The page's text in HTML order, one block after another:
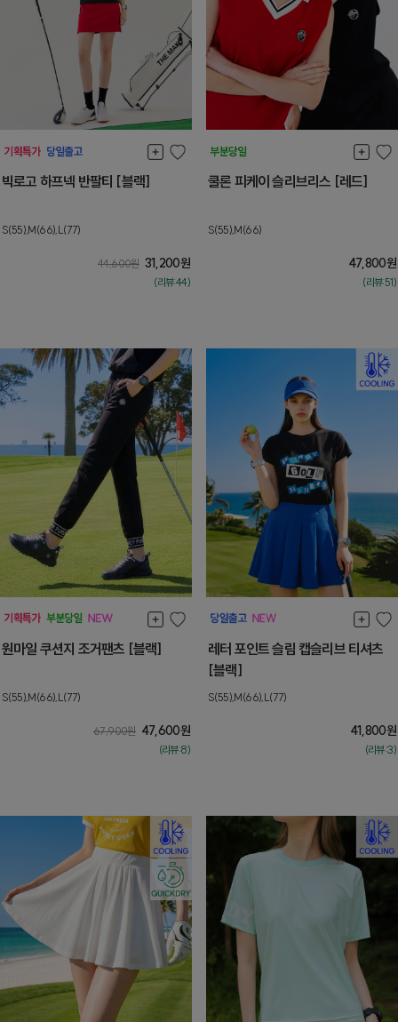
빅로고 하프넥 반팔티 [블랙]
S(55),M(66),L(77)
44,600원 31,200원
(리뷰:44)
쿨론 피케이 슬리브리스 [레드]
S(55),M(66)
47,800원
(리뷰:51)
원마일 쿠션지 조거팬츠 [블랙]
S(55),M(66),L(77)
67,900원 47,600원
(리뷰:8)
레터 포인트 슬림 캡슬리브 티셔츠
[블랙]
S(55),M(66),L(77)
41,800원
(리뷰:3)